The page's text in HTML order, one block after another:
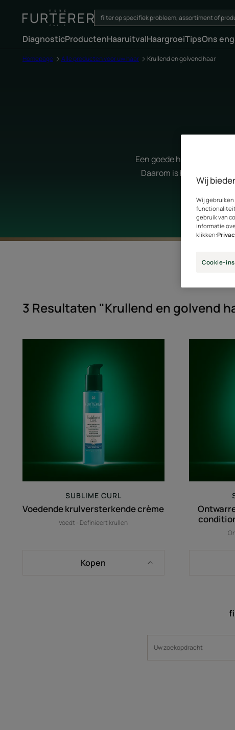
DiagnosticProductenHaaruitvalHaargroeiTipsOns
Homepage Alle producten voor uw haar Krullend en golvend haar
Een goede haarroutine is
Daarom is het belangrijk
3 Resultaten "Krullend en golvend
crème
SUBLIME CURL
Voedende krulversterkende crème
Voedt - Definieert krullen
Kopen
Wij
Wij
functionaliteit
gebruik van
informatie
klikken:
Cookie-